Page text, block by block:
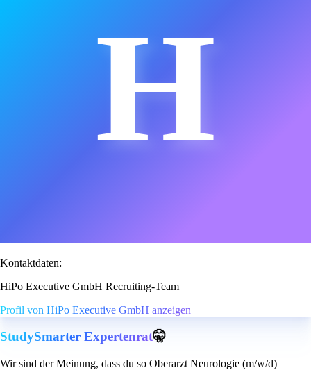
H
Kontaktdaten:
HiPo Executive GmbH Recruiting-Team
Profil von HiPo Executive GmbH anzeigen
StudySmarter Expertenrat🤫
Wir sind der Meinung, dass du so Oberarzt Neurologie (m/w/d)